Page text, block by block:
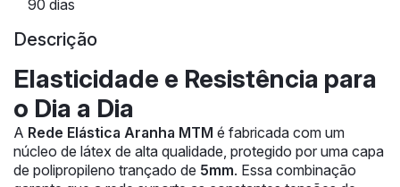
90 dias
Descrição
Elasticidade e Resistência para
o Dia a Dia
A Rede Elástica Aranha MTM é fabricada com um
núcleo de látex de alta qualidade, protegido por uma capa
de polipropileno trançado de 5mm. Essa combinação